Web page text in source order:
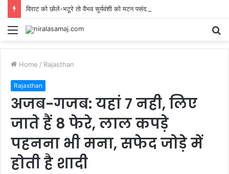
Menu
Home / Rajasthan
Rajasthan
अजब-गजब: यहां 7 नही, लिए
जाते हैं 8 फेरे, लाल कपड़े
पहनना भी मना, सफेद जोड़े में
होती है शादी